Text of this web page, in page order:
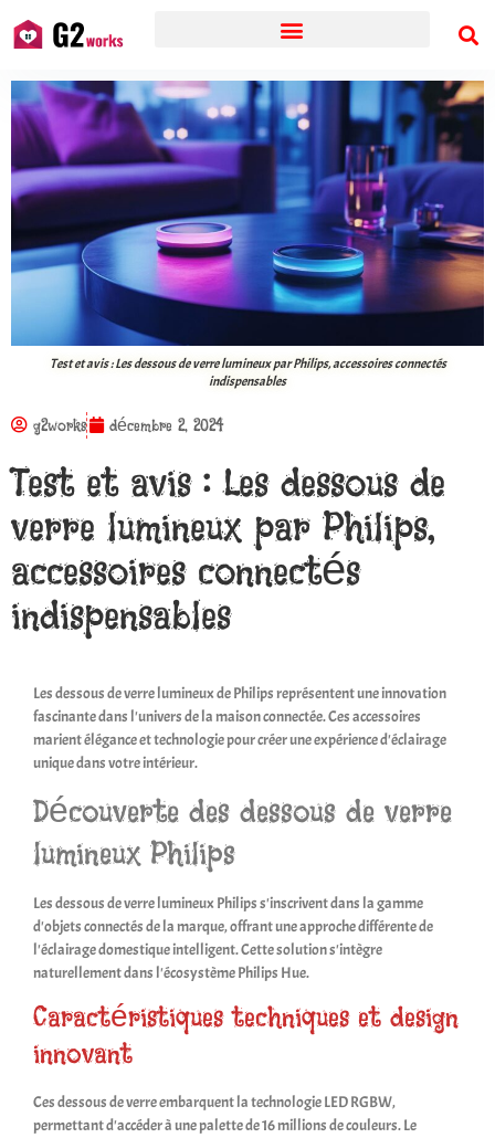
Test et avis : Les dessous de verre lumineux par Philips, accessoires connectés
indispensables
g2works décembre 2, 2024
Test et avis : Les dessous de
verre lumineux par Philips,
accessoires connectés
indispensables
Les dessous de verre lumineux de Philips représentent une innovation
fascinante dans l'univers de la maison connectée. Ces accessoires
marient élégance et technologie pour créer une expérience d'éclairage
unique dans votre intérieur.
Découverte des dessous de verre
lumineux Philips
Les dessous de verre lumineux Philips s'inscrivent dans la gamme
d'objets connectés de la marque, offrant une approche différente de
l'éclairage domestique intelligent. Cette solution s'intègre
naturellement dans l'écosystème Philips Hue.
Caractéristiques techniques et design
innovant
Ces dessous de verre embarquent la technologie LED RGBW,
permettant d'accéder à une palette de 16 millions de couleurs. Le